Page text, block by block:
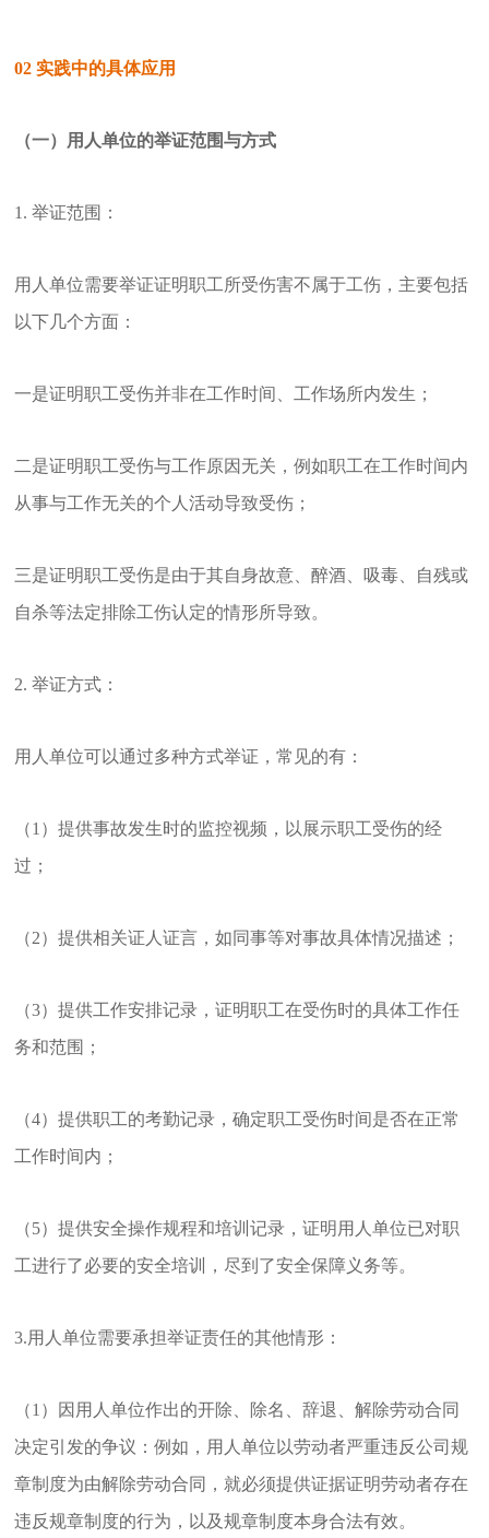
02实践中的具体应用
（一）用人单位的举证范围与方式
1. 举证范围：
用人单位需要举证证明职工所受伤害不属于工伤，主要包括
以下几个方面：
一是证明职工受伤并非在工作时间、工作场所内发生；
二是证明职工受伤与工作原因无关，例如职工在工作时间内
从事与工作无关的个人活动导致受伤；
三是证明职工受伤是由于其自身故意、醉酒、吸毒、自残或
自杀等法定排除工伤认定的情形所导致。
2. 举证方式：
用人单位可以通过多种方式举证，常见的有：
（1）提供事故发生时的监控视频，以展示职工受伤的经
过；
（2）提供相关证人证言，如同事等对事故具体情况描述；
（3）提供工作安排记录，证明职工在受伤时的具体工作任
务和范围；
（4）提供职工的考勤记录，确定职工受伤时间是否在正常
工作时间内；
（5）提供安全操作规程和培训记录，证明用人单位已对职
工进行了必要的安全培训，尽到了安全保障义务等。
3.用人单位需要承担举证责任的其他情形：
（1）因用人单位作出的开除、除名、辞退、解除劳动合同
决定引发的争议：例如，用人单位以劳动者严重违反公司规
章制度为由解除劳动合同，就必须提供证据证明劳动者存在
违反规章制度的行为，以及规章制度本身合法有效。